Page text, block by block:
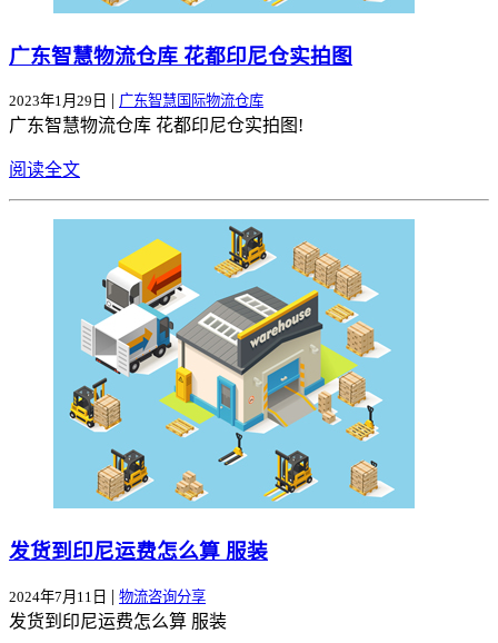
广东智慧物流仓库 花都印尼仓实拍图
2023年1月29日 广东智慧国际物流仓库
广东智慧物流仓库 花都印尼仓实拍图!
阅读全文
发货到印尼运费怎么算 服装
2024年7月11日 | 物流咨询分享
发货到印尼运费怎么算 服装